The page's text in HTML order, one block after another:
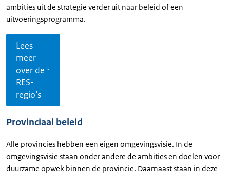
ambities uit de strategie verder uit naar beleid of een
uitvoeringsprogramma.
Lees
meer
over de
RES-
regio’s
Provinciaal beleid
Alle provincies hebben een eigen omgevingsvisie. In de
omgevingsvisie staan onder andere de ambities en doelen voor
duurzame opwek binnen de provincie. Daarnaast staan in deze